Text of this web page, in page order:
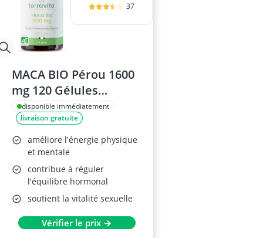
37
MACA BIO Pérou 1600
mg 120 Gélules
Terravita
disponible immédiatement
livraison gratuite
améliore l'énergie physique
et mentale
contribue à réguler
l'équilibre hormonal
soutient la vitalité sexuelle
Vérifier le prix →